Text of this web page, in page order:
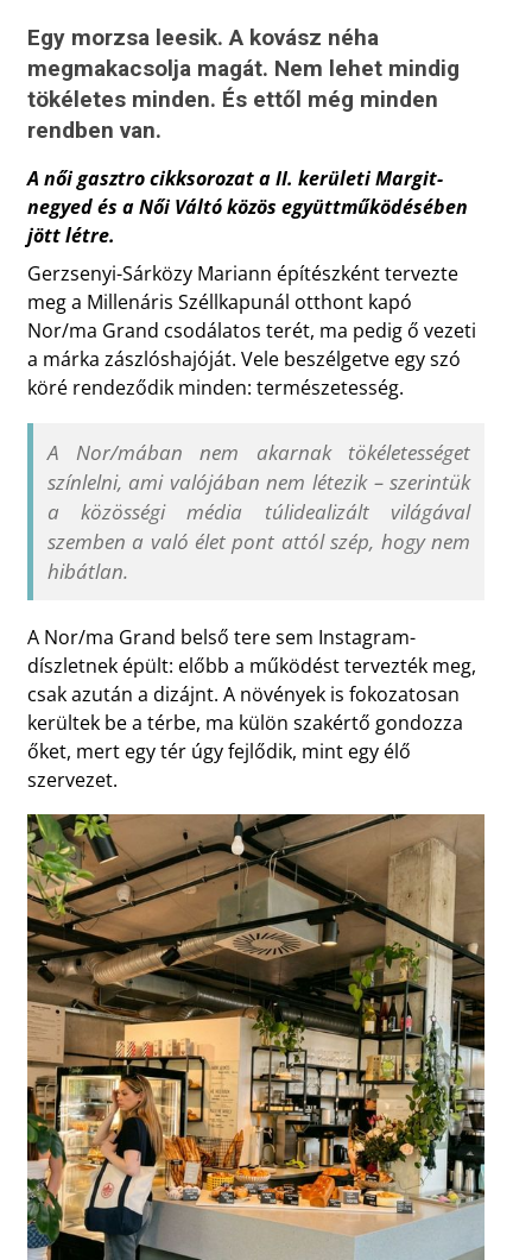
Egy morzsa leesik. A kovász néha
megmakacsolja magát. Nem lehet mindig
tökéletes minden. És ettől még minden
rendben van.
A női gasztro cikksorozat a II. kerületi Margit-
negyed és a Női Váltó közös együttműködésében
jött létre.
Gerzsenyi-Sárközy Mariann építészként tervezte
meg a Millenáris Széllkapunál otthont kapó
Nor/ma Grand csodálatos terét, ma pedig ő vezeti
a márka zászlóshajóját. Vele beszélgetve egy szó
köré rendeződik minden: természetesség.
A Nor/mában nem akarnak tökéletességet
színlelni, ami valójában nem létezik – szerintük
a közösségi média túlidealizált világával
szemben a való élet pont attól szép, hogy nem
hibátlan.
A Nor/ma Grand belső tere sem Instagram-
díszletnek épült: előbb a működést tervezték meg,
csak azután a dizájnt. A növények is fokozatosan
kerültek be a térbe, ma külön szakértő gondozza
őket, mert egy tér úgy fejlődik, mint egy élő
szervezet.